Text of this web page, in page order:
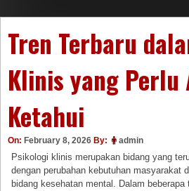
Tren Terbaru
Klinis yang Perlu
Ketahui
On: February 8, 2026 By: admin
Psikologi klinis merupakan bidang yang
dengan perubahan kebutuhan masyarakat
bidang kesehatan mental. Dalam beberapa